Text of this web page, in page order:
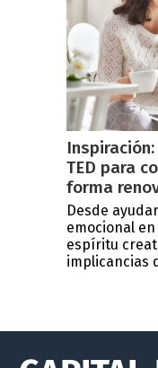
TED para
forma
Desde
emocional
espíritu
implicancias